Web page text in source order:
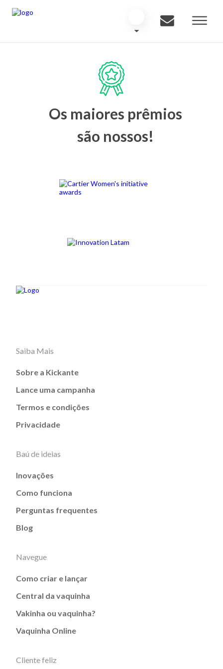
Os maiores prêmios
são nossos!
Saiba Mais
Sobre a Kickante
Lance uma campanha
Termos e condições
Privacidade
Baú de ideias
Inovações
Como funciona
Perguntas frequentes
Blog
Navegue
Como criar e lançar
Central da vaquinha
Vakinha ou vaquinha?
Vaquinha Online
Cliente feliz